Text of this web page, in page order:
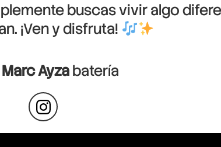
buscas vivir algo
¡Ven y disfruta!
Marc Ayzabatería